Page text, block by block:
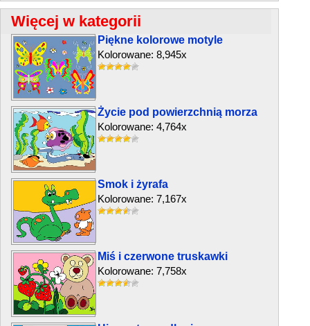
Więcej w kategorii
Piękne kolorowe motyle
Kolorowane: 8,945x
Życie pod powierzchnią morza
Kolorowane: 4,764x
Smok i żyrafa
Kolorowane: 7,167x
Miś i czerwone truskawki
Kolorowane: 7,758x